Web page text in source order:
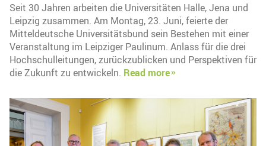
Seit 30 Jahren arbeiten die Universitäten Halle, Jena und
Leipzig zusammen. Am Montag, 23. Juni, feierte der
Mitteldeutsche Universitätsbund sein Bestehen mit einer
Veranstaltung im Leipziger Paulinum. Anlass für die drei
Hochschulleitungen, zurückzublicken und Perspektiven für
die Zukunft zu entwickeln. Read more